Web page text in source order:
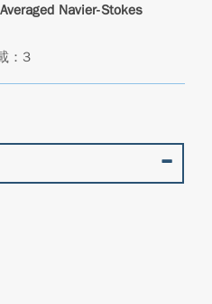
Navier-Stokes
：3